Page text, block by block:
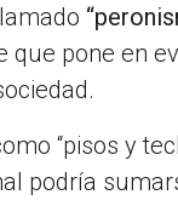
que pone en
“pisos y
podría